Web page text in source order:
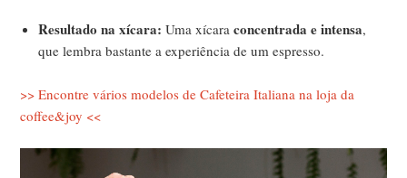
Resultado na xícara: Uma xícaraconcentrada e intensa,
que lembra bastante a experiência de um espresso.
>> Encontre vários modelos de Cafeteira Italiana na loja da
coffee&joy <<